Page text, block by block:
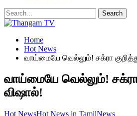
Home
Hot News
வாய்மையே வெல்லும்! சக்ரா
வாய்மையே வெல்லும்! சக்ரா
விஷால்!
Hot NewsHot News in TamilNews